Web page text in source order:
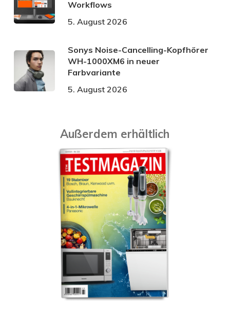
Workflows
5. August 2026
Sonys Noise-Cancelling-Kopfhörer
WH-1000XM6 in neuer
Farbvariante
5. August 2026
Außerdem erhältlich